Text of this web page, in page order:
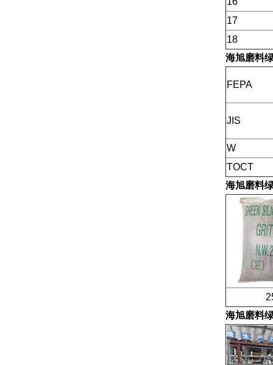
17
18
海旭磨料
FEPA
JIS
W
TOCT
海旭磨料
25公
海旭磨料